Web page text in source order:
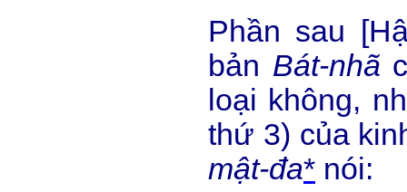
Phần sau
bản Bát-nhã
loại không,
thứ 3) của
mật-đa* nói: